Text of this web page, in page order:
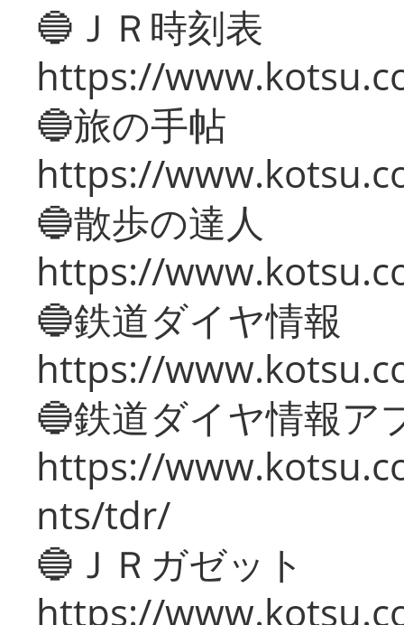
🔵ＪＲ時刻表
https://
🔵旅の手帖
https://
🔵散歩の達人
https://
🔵鉄道ダイヤ情報
https://
🔵鉄道ダイヤ情報ア
https://
nts/tdr/
🔵ＪＲガゼット
https://